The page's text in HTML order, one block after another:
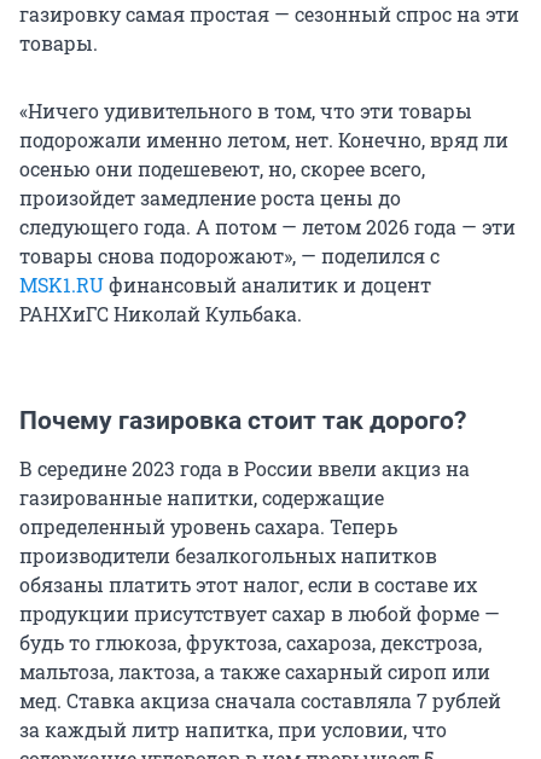
газировку самая простая — сезонный спрос на эти
товары.
«Ничего удивительного в том, что эти товары
подорожали именно летом, нет. Конечно, вряд ли
осенью они подешевеют, но, скорее всего,
произойдет замедление роста цены до
следующего года. А потом — летом 2026 года — эти
товары снова подорожают», — поделился с
MSK1.RUфинансовый аналитик и доцент
РАНХиГС Николай Кульбака.
Почему газировка стоит так дорого?
В середине 2023 года в России ввели акциз на
газированные напитки, содержащие
определенный уровень сахара. Теперь
производители безалкогольных напитков
обязаны платить этот налог, если в составе их
продукции присутствует сахар в любой форме —
будь то глюкоза, фруктоза, сахароза, декстроза,
мальтоза, лактоза, а также сахарный сироп или
мед. Ставка акциза сначала составляла 7 рублей
за каждый литр напитка, при условии, что